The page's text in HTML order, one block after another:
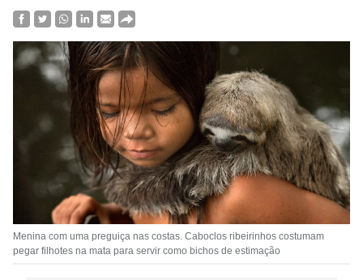
Menina com uma preguiça nas costas. Caboclos ribeirinhos costumam
pegar filhotes na mata para servir como bichos de estimação